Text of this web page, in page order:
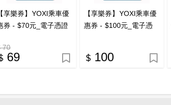
【享樂券】YOXI乘車優
券 - $70元_電子憑證
70
69
【享樂券】YOXI乘車優
惠券 - $100元_電子憑
100